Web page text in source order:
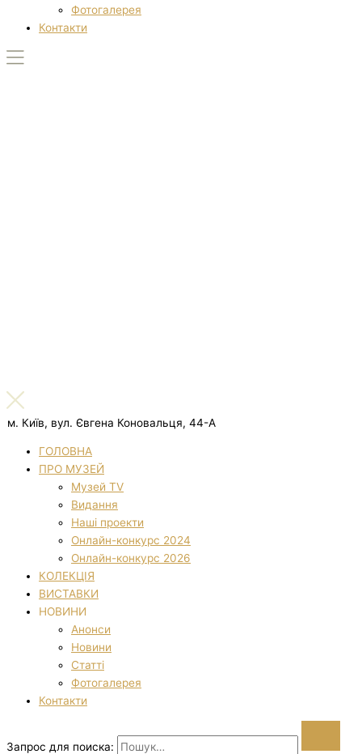
Фотогалерея
Контакти
м. Київ, вул. Євгена Коновальця, 44-А
ГОЛОВНА
ПРО МУЗЕЙ
Музей TV
Видання
Наші проекти
Онлайн-конкурс 2024
Онлайн-конкурс 2026
КОЛЕКЦІЯ
ВИСТАВКИ
НОВИНИ
Анонси
Новини
Статті
Фотогалерея
Контакти
Запрос для поиска: